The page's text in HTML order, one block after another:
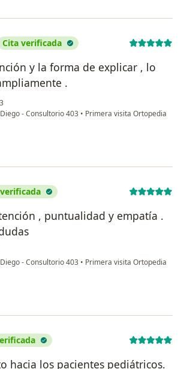
Cita verificada
y la forma de explicar , lo
.
- Consultorio 403 • Primera visita Ortopedia
Liz Reyna
, puntualidad y empatía .
- Consultorio 403 • Primera visita Ortopedia
Gaby
hacia los pacientes pediátricos.